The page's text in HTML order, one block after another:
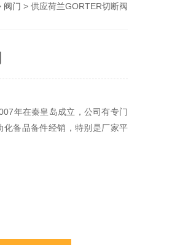
阀门 > 供应荷兰GORTER切断阀
年在秦皇岛成立，公司有专门
备品备件经销，特别是厂家平